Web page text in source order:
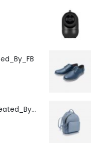
[X503248Z]_Created_By_FB